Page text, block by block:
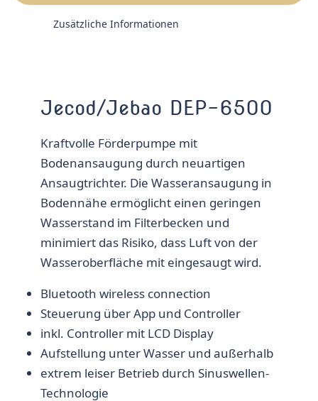
Zusätzliche Informationen
Jecod/Jebao DEP-6500
Kraftvolle Förderpumpe mit
Bodenansaugung durch neuartigen
Ansaugtrichter. Die Wasseransaugung in
Bodennähe ermöglicht einen geringen
Wasserstand im Filterbecken und
minimiert das Risiko, dass Luft von der
Wasseroberfläche mit eingesaugt wird.
Bluetooth wireless connection
Steuerung über App und Controller
inkl. Controller mit LCD Display
Aufstellung unter Wasser und außerhalb
extrem leiser Betrieb durch Sinuswellen-
Technologie